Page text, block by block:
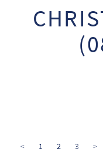
< 1 2 3 >